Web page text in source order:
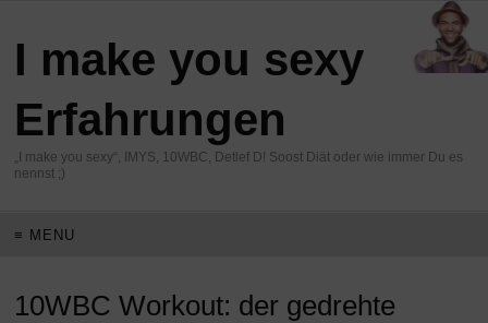
I make you sexy
Erfahrungen
„I make you sexy“, IMYS, 10WBC, Detlef D! Soost Diät oder wie immer Du es
nennst ;)
≡ MENU
10WBC Workout: der gedrehte